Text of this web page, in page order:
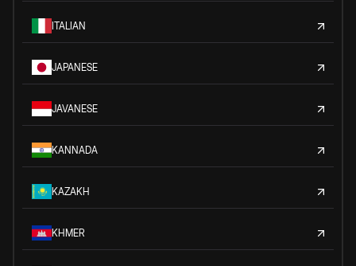
ITALIAN
JAPANESE
JAVANESE
KANNADA
KAZAKH
KHMER